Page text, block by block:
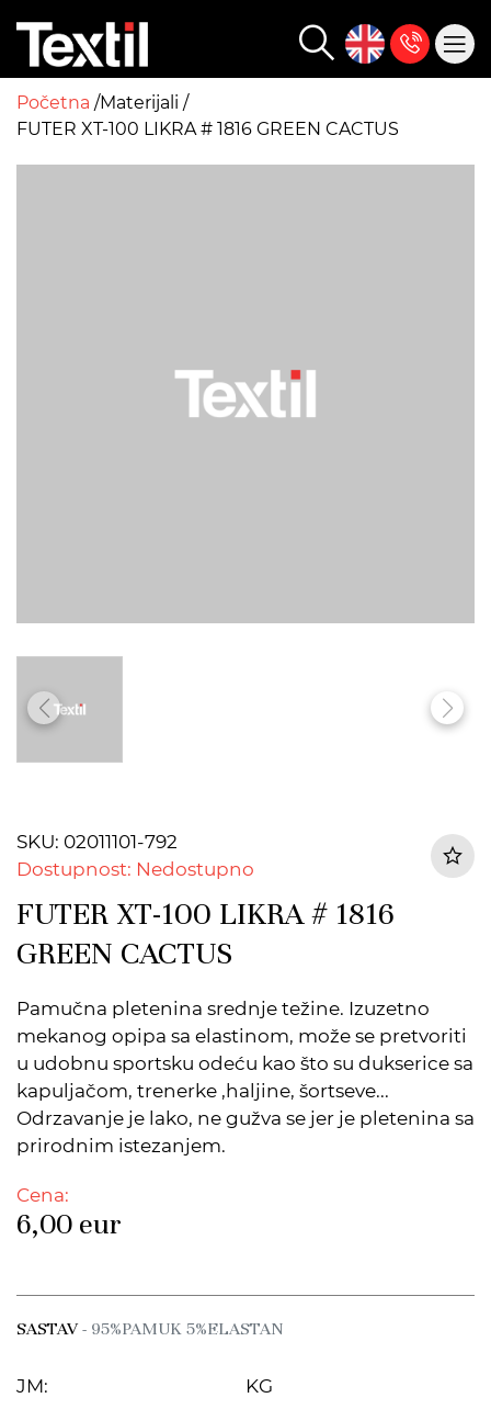
Početna Materijali
FUTER XT-100 LIKRA # 1816 GREEN CACTUS
SKU: 02011101-792
Dostupnost: Nedostupno
FUTER XT-100 LIKRA # 1816
GREEN CACTUS
Pamučna pletenina srednje težine. Izuzetno
mekanog opipa sa elastinom, može se pretvoriti
u udobnu sportsku odeću kao što su dukserice sa
kapuljačom, trenerke ,haljine, šortseve...
Odrzavanje je lako, ne gužva se jer je pletenina sa
prirodnim istezanjem.
Cena:
6,00 eur
SASTAV- 95%PAMUK 5%ELASTAN
JM:
KG